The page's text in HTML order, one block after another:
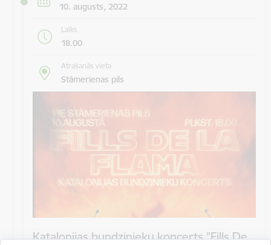
10. augusts, 2022
Laiks
18.00
Atrašanās vieta
Stāmerienas pils
Katalonijas bundzinieku koncerts "Fills De